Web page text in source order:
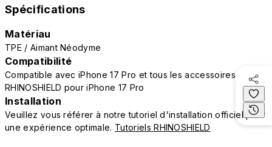
Spécifications
Matériau
TPE / Aimant Néodyme
Compatibilité
Compatible avec iPhone 17 Pro et tous les accessoires
RHINOSHIELD pour iPhone 17 Pro
Installation
Veuillez vous référer à notre tutoriel d'installation officiel pour
une expérience optimale. Tutoriels RHINOSHIELD